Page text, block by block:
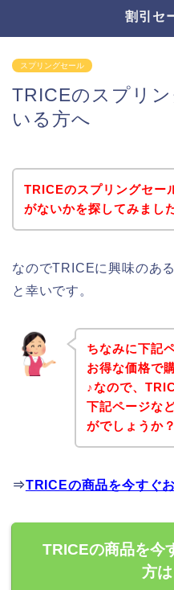
割引セ
スプリングセール
TRICEのスプリ
いる方へ
TRICEのスプリングセー
がないかを探してみまし
なのでTRICEに興味のあ
と幸いです。
ちなみに下記
お得な価格で
♪なので、
下記ページな
がでしょうか？
⇒TRICEの商品を今すぐ
TRICEの商品を今
方